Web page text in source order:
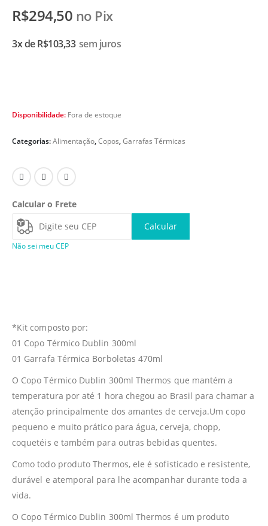
R$294,50 no Pix
3x deR$103,33 sem juros
Disponibilidade: Fora de estoque
Categorias:Alimentação,Copos,Garrafas Térmicas
Calcular o Frete
Calcular
Não sei meu CEP
*Kit composto por:
01 Copo Térmico Dublin 300ml
01 Garrafa Térmica Borboletas 470ml
O Copo Térmico Dublin 300ml Thermos que mantém a
temperatura por até 1 hora chegou ao Brasil para chamar a
atenção principalmente dos amantes de cerveja.Um copo
pequeno e muito prático para água, cerveja, chopp,
coquetéis e também para outras bebidas quentes.
Como todo produto Thermos, ele é sofisticado e resistente,
durável e atemporal para lhe acompanhar durante toda a
vida.
O Copo Térmico Dublin 300ml Thermos é um produto